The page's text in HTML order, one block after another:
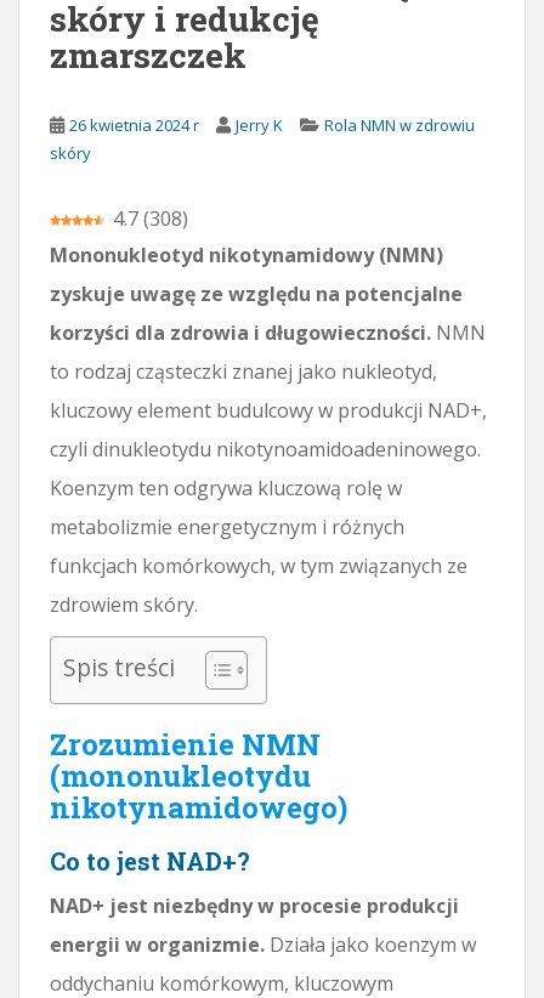
skóry i redukcję
zmarszczek
26 kwietnia 2024 r Jerry K
Rola NMN w zdrowiu
skóry
4.7(308)
Mononukleotyd nikotynamidowy (NMN)
zyskuje uwagę ze względu na potencjalne
korzyści dla zdrowia i długowieczności. NMN
to rodzaj cząsteczki znanej jako nukleotyd,
kluczowy element budulcowy w produkcji NAD+,
czyli dinukleotydu nikotynoamidoadeninowego.
Koenzym ten odgrywa kluczową rolę w
metabolizmie energetycznym i różnych
funkcjach komórkowych, w tym związanych ze
zdrowiem skóry.
Spis treści
Zrozumienie NMN
(mononukleotydu
nikotynamidowego)
Co to jest NAD+?
NAD+ jest niezbędny w procesie produkcji
energii w organizmie. Działa jako koenzym w
oddychaniu komórkowym, kluczowym